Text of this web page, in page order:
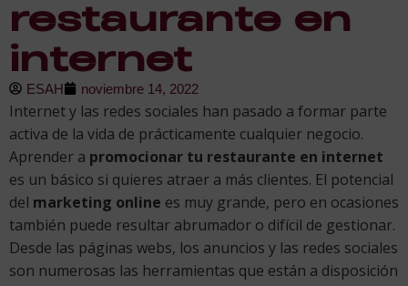
restaurante en
internet
ESAH noviembre 14, 2022
Internet y las redes sociales han pasado a formar parte
activa de la vida de prácticamente cualquier negocio.
Aprender a promocionar tu restaurante en internet
es un básico si quieres atraer a más clientes. El potencial
del marketing online es muy grande, pero en ocasiones
también puede resultar abrumador o difícil de gestionar.
Desde las páginas webs, los anuncios y las redes sociales
son numerosas las herramientas que están a disposición